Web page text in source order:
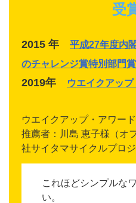
受
2015 年 平成27年度内
のチャレンジ賞特別部門賞
2019年 ウエイクアッ
ウエイクアップ・アワー
推薦者：川島 恵子様（
社サイタマサイクルプロジ
これほどシンプルな
い。